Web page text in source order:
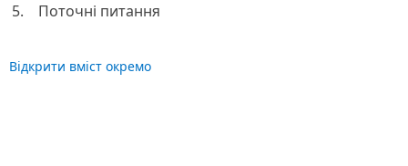
5.
Поточні питання
Відкрити вміст окремо